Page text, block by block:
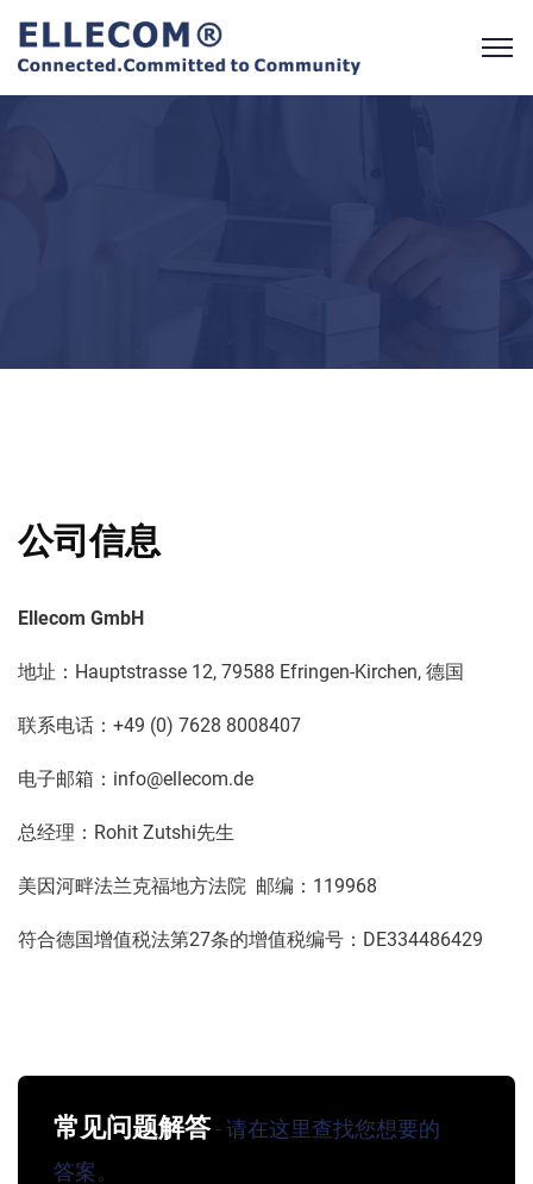
公司信息
Ellecom GmbH
地址：Hauptstrasse 12, 79588 Efringen-Kirchen, 德国
联系电话：+49 (0) 7628 8008407
电子邮箱：info@ellecom.de
总经理：Rohit Zutshi先生
美因河畔法兰克福地方法院 邮编：119968
符合德国增值税法第27条的增值税编号：DE334486429
常见问题解答- 请在这里查找您想要的
答案。